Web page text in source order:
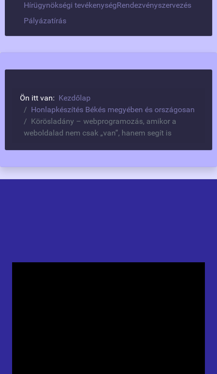
Hírügynökségi tevékenységRendezvényszervezés
Pályázatírás
Ön itt van: Kezdőlap
Honlapkészítés Békés megyében és országosan
Körösladány – webprogramozás, amikor a
weboldalad nem csak „van”, hanem segít is